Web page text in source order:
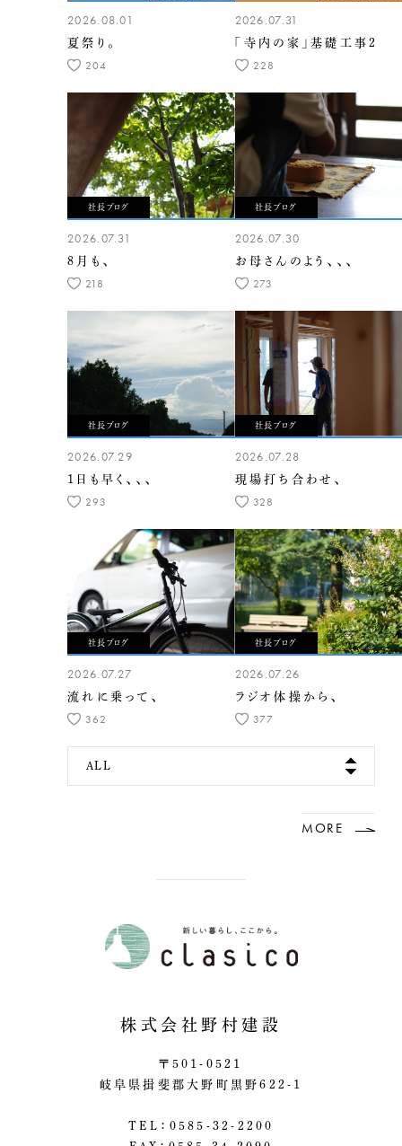
2026.08.01
夏祭り。
204
2026.07.31
「寺内の家」基礎工事2
228
社長ブログ
2026.07.31
8月も、
218
社長ブログ
2026.07.30
お母さんのよう、、、
273
社長ブログ
2026.07.29
1日も早く、、、
293
社長ブログ
2026.07.28
現場打ち合わせ、
328
社長ブログ
2026.07.27
流れに乗って、
362
社長ブログ
2026.07.26
ラジオ体操から、
377
ALL
MORE
株式会社野村建設
〒501-0521
岐阜県揖斐郡大野町黒野622-1
TEL：0585-32-2200